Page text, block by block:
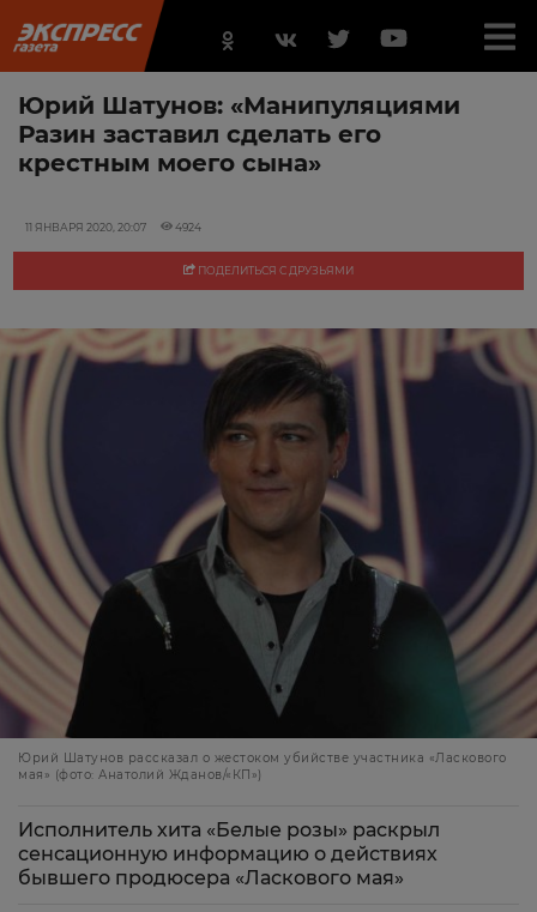
Юрий Шатунов: «Манипуляциями
Разин заставил сделать его
крестным моего сына»
11 ЯНВАРЯ 2020, 20:07 4924
ПОДЕЛИТЬСЯ С ДРУЗЬЯМИ
Юрий Шатунов рассказал о жестоком убийстве участника «Ласкового
мая» (фото: Анатолий Жданов/«КП»)
Исполнитель хита «Белые розы» раскрыл
сенсационную информацию о действиях
бывшего продюсера «Ласкового мая»